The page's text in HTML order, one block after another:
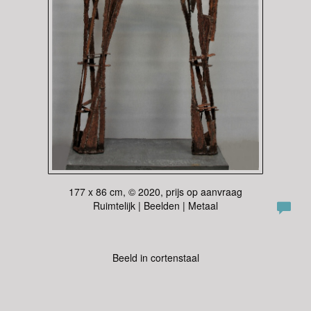
177 x 86 cm, © 2020, prijs op aanvraag
Ruimtelijk | Beelden | Metaal
Beeld in cortenstaal